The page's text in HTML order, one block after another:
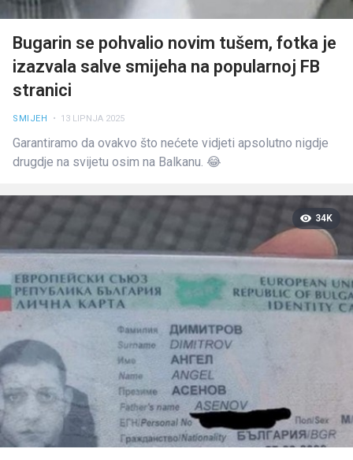
Bugarin se pohvalio novim tušem, fotka je
izazvala salve smijeha na popularnoj FB
stranici
SMIJEH • 13 LIPNJA 2025
Garantiramo da ovakvo što nećete vidjeti apsolutno nigdje
drugdje na svijetu osim na Balkanu. 😂
34K